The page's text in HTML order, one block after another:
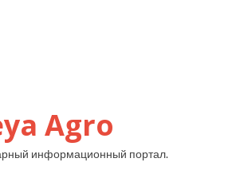
Agro
информационный портал.